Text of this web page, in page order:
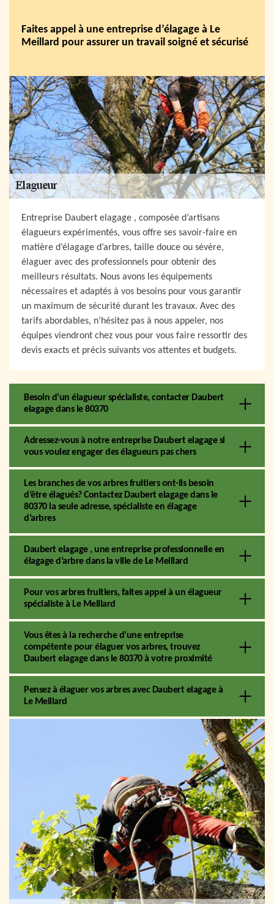
Faites appel à une entreprise d’élagage à Le
Meillard pour assurer un travail soigné et sécurisé
Entreprise Daubert elagage , composée d’artisans
élagueurs expérimentés, vous offre ses savoir-faire en
matière d’élagage d’arbres, taille douce ou sévère,
élaguer avec des professionnels pour obtenir des
meilleurs résultats. Nous avons les équipements
nécessaires et adaptés à vos besoins pour vous garantir
un maximum de sécurité durant les travaux. Avec des
tarifs abordables, n’hésitez pas à nous appeler, nos
équipes viendront chez vous pour vous faire ressortir des
devis exacts et précis suivants vos attentes et budgets.
Besoin d’un élagueur spécialiste, contacter Daubert
elagage dans le 80370
Adressez-vous à notre entreprise Daubert elagage si
vous voulez engager des élagueurs pas chers
Les branches de vos arbres fruitiers ont-ils besoin
d’être élagués? Contactez Daubert elagage dans le
80370 la seule adresse, spécialiste en élagage
d’arbres
Daubert elagage , une entreprise professionnelle en
élagage d’arbre dans la ville de Le Meillard
Pour vos arbres fruitiers, faites appel à un élagueur
spécialiste à Le Meillard
Vous êtes à la recherche d’une entreprise
compétente pour élaguer vos arbres, trouvez
Daubert elagage dans le 80370 à votre proximité
Pensez à élaguer vos arbres avec Daubert elagage à
Le Meillard